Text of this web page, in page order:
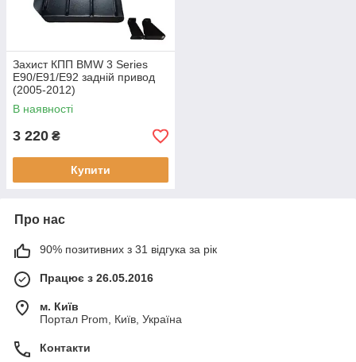
Захист КПП BMW 3 Series
E90/E91/E92 задній привод
(2005-2012)
В наявності
3 220 ₴
Купити
Про нас
90% позитивних з 31 відгука за рік
Працює з 26.05.2016
м. Київ
Портал Prom, Київ, Україна
Контакти